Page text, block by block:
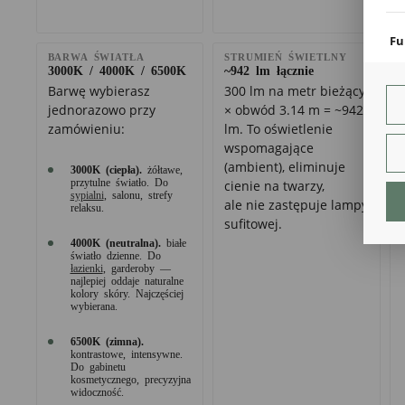
BARWA ŚWIATŁA
3000K / 4000K / 6500K
Barwę wybierasz
jednorazowo przy
zamówieniu:
3000K (ciepła).żółtawe,
przytulne światło. Do
sypialni , salonu, strefy
relaksu.
4000K (neutralna).białe
światło dzienne. Do
łazienki , garderoby —
najlepiej oddaje naturalne
kolory skóry. Najczęściej
wybierana.
6500K (zimna).
kontrastowe, intensywne.
Do gabinetu
kosmetycznego, precyzyjna
widoczność.
STRUMIEŃ ŚWIETLNY
~942 lm łącznie
300 lm na metr bieżący
× obwód 3.14 m = ~942
lm. To oświetlenie
wspomagające
(ambient), eliminuje
cienie na twarzy,
ale nie zastępuje lampy
sufitowej.